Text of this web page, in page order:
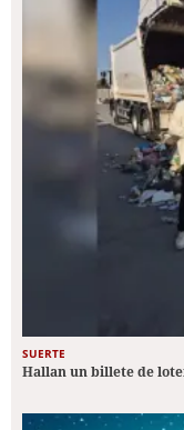
SUERTE
Hallan un billete de